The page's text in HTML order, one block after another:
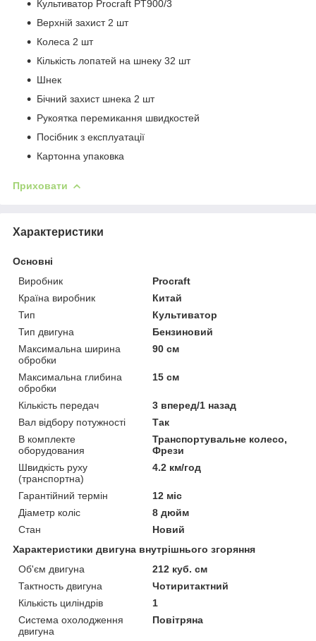
Культиватор Procraft PT900/3
Верхній захист 2 шт
Колеса 2 шт
Кількість лопатей на шнеку 32 шт
Шнек
Бічний захист шнека 2 шт
Рукоятка перемикання швидкостей
Посібник з експлуатації
Картонна упаковка
Приховати
Характеристики
Основні
Виробник
Procraft
Країна виробник
Китай
Тип
Культиватор
Тип двигуна
Бензиновий
Максимальна ширина
обробки
90 см
Максимальна глибина
обробки
15 см
Кількість передач
3 вперед/1 назад
Вал відбору потужності
Так
В комплекте
оборудования
Транспортувальне колесо,
Фрези
Швидкість руху
(транспортна)
4.2 км/год
Гарантійний термін
12 міс
Діаметр коліс
8 дюйм
Стан
Новий
Характеристики двигуна внутрішнього згоряння
Об'єм двигуна
212 куб. см
Тактность двигуна
Чотиритактний
Кількість циліндрів
1
Система охолодження
двигуна
Повітряна